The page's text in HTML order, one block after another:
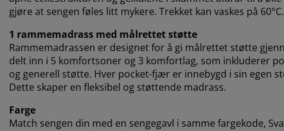
gjøre at sengen føles litt mykere. Trekket kan vaskes på 60°C.
1 rammemadrass med målrettet støtte
Rammemadrassen er designet for å gi målrettet støtte
delt inn i 5 komfortsoner og 3 komfortlag, som inkluderer
og generell støtte. Hver pocket-fjær er innebygd i sin egen
Dette skaper en fleksibel og støttende madrass.
Farge
Match sengen din med en sengegavl i samme fargekode,